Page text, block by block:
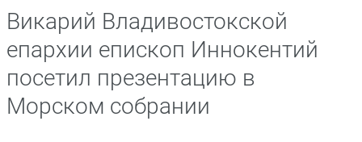
Викарий Владивостокской
епархии епископ Иннокентий
посетил презентацию в
Морском собрании